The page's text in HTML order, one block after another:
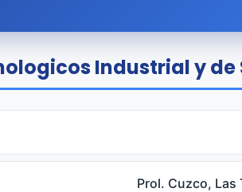
Industrial y de
Prol. Cuzco, Las